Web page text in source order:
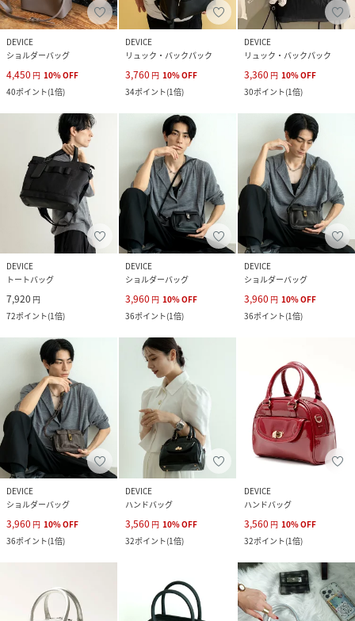
DEVICE
ショルダーバッグ
4,450 円 10%OFF
40ポイント(1倍)
DEVICE
リュック・バックパック
3,760 円 10%OFF
34ポイント(1倍)
DEVICE
リュック・バックパック
3,360 円 10%OFF
30ポイント(1倍)
DEVICE
トートバッグ
7,920 円
72ポイント(1倍)
DEVICE
ショルダーバッグ
3,960 円 10%OFF
36ポイント(1倍)
DEVICE
ショルダーバッグ
3,960 円 10%OFF
36ポイント(1倍)
DEVICE
ショルダーバッグ
3,960 円 10%OFF
36ポイント(1倍)
DEVICE
ハンドバッグ
3,560 円 10%OFF
32ポイント(1倍)
DEVICE
ハンドバッグ
3,560 円 10%OFF
32ポイント(1倍)